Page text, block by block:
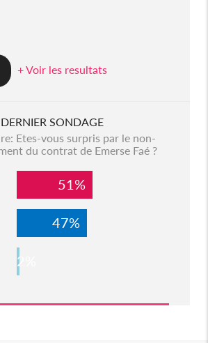
+ Voir les resultats
DERNIER SONDAGE
Etes-vous surpris par le non-
du contrat de Emerse Faé ?
51%
47%
2%